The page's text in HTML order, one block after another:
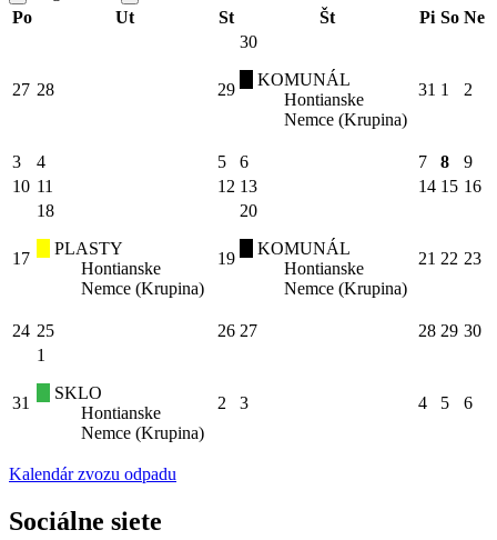
Po
Ut St Št Pi So Ne
27 28 29
30
KOMUNÁL
Hontianske
Nemce (Krupina)
31 1 2
3 4 5 6 7 8
9
10 11 12 13 14 15 16
17
18
PLASTY
Hontianske
Nemce (Krupina)
19
20
KOMUNÁL
Hontianske
Nemce (Krupina)
21 22 23
24 25 26 27 28 29 30
31
1
SKLO
Hontianske
Nemce (Krupina)
2 3 4 5 6
Kalendár zvozu odpadu
Sociálne siete